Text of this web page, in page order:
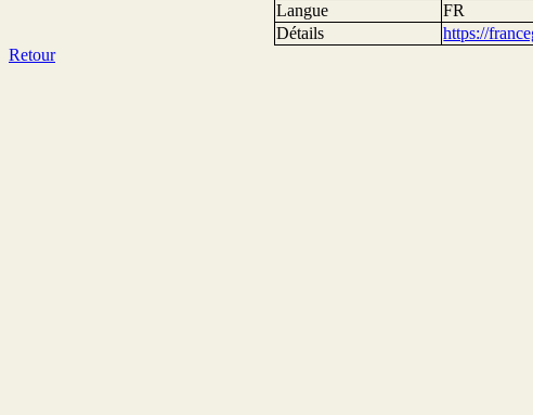
Langue
FR
Détails
https://
Retour